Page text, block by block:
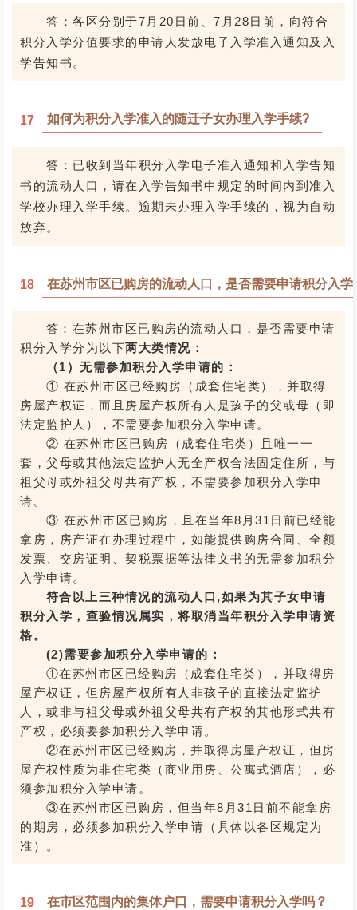
答：各区分别于7月20日前、7月28日前，向符合
积分入学分值要求的申请人发放电子入学准入通知及入
学告知书。
17 如何为积分入学准入的随迁子女办理入学手续?
答：已收到当年积分入学电子准入通知和入学告知
书的流动人口，请在入学告知书中规定的时间内到准入
学校办理入学手续。逾期未办理入学手续的，视为自动
放弃。
18 在苏州市区已购房的流动人口，是否需要申请积分入学
答：在苏州市区已购房的流动人口，是否需要申请
积分入学分为以下两大类情况：
（1）无需参加积分入学申请的：
① 在苏州市区已经购房（成套住宅类），并取得
房屋产权证，而且房屋产权所有人是孩子的父或母（即
法定监护人），不需要参加积分入学申请。
② 在苏州市区已购房（成套住宅类）且唯一一
套，父母或其他法定监护人无全产权合法固定住所，与
祖父母或外祖父母共有产权，不需要参加积分入学申
请。
③ 在苏州市区已购房，且在当年8月31日前已经能
拿房，房产证在办理过程中，如能提供购房合同、全额
发票、交房证明、契税票据等法律文书的无需参加积分
入学申请。
符合以上三种情况的流动人口,如果为其子女申请
积分入学，查验情况属实，将取消当年积分入学申请资
格。
(2)需要参加积分入学申请的：
①在苏州市区已经购房（成套住宅类），并取得房
屋产权证，但房屋产权所有人非孩子的直接法定监护
人，或非与祖父母或外祖父母共有产权的其他形式共有
产权，必须要参加积分入学申请。
②在苏州市区已经购房，并取得房屋产权证，但房
屋产权性质为非住宅类（商业用房、公寓式酒店），必
须参加积分入学申请。
③在苏州市区已购房，但当年8月31日前不能拿房
的期房，必须参加积分入学申请（具体以各区规定为
准）。
19 在市区范围内的集体户口，需要申请积分入学吗？